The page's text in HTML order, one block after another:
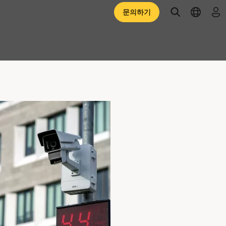
문의하기 openopen로